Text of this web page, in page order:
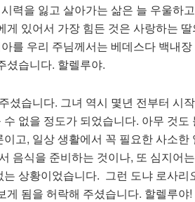
력을 잃고 살아가는 삶은 늘 우울하
있어서 가장 힘든 것은 사랑하는
를 우리 주님께서는 베데스다 백내
셨습니다. 할렐루야.
셨습니다. 그녀 역시 몇년 전부터 시
없을 정도가 되었습니다. 아무 것도
고, 일상 생활에서 꼭 필요한 사소한
음식을 준비하는 것이나, 또 심지어
상황이었습니다. 그런 도냐 로사리
됨을 허락해 주셨습니다. 할렐루야!